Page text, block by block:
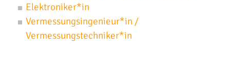
Elektroniker*in
Vermessungsingenieur*in /
Vermessungstechniker*in